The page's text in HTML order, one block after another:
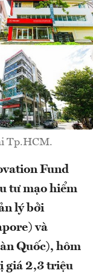
Tp.HCM.
Fund
tư mạo hiểm
lý bởi
và
Quốc), hôm
giá 2,3 triệu